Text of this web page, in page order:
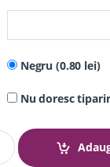
Negru (0.80 lei)
Nu doresc